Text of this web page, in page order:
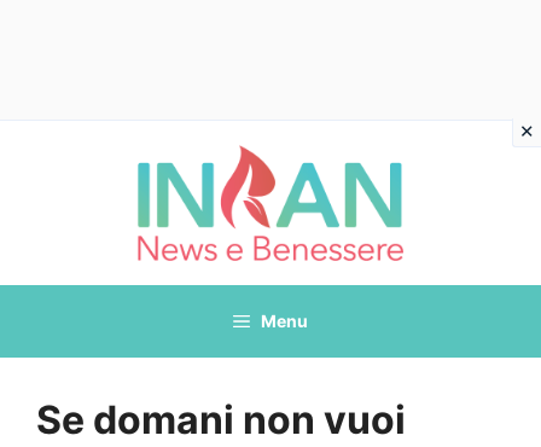
Menu
Se domani non vuoi